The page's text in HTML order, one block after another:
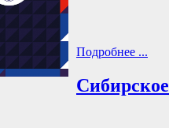
Подробнее ...